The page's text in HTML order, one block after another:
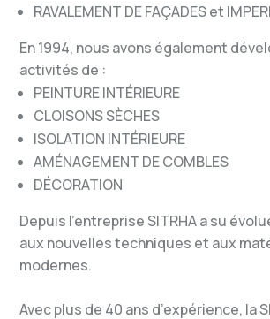
RAVALEMENT DE FAÇADES et
En 1994, nous avons également
activités de :
PEINTURE INTÉRIEURE
CLOISONS SÈCHES
ISOLATION INTÉRIEURE
AMÉNAGEMENT DE COMBLES
DÉCORATION
Depuis l’entreprise SITRHA a su
aux nouvelles techniques et aux
modernes.
Avec plus de 40 ans d’expérience, la